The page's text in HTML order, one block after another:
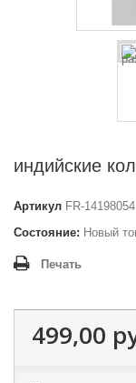
индийские
Артикул FR-14198054
Состояние: Новый
Печать
499,00